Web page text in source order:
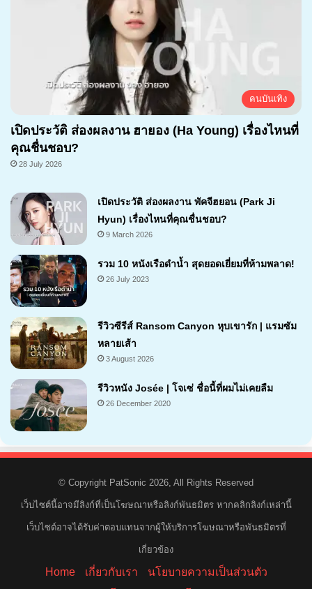
คนบันเทิง
เปิดประวัติ ส่องผลงาน ฮายอง (Ha Young) เรื่องไหนที่
คุณชื่นชอบ?
28 July 2026
เปิดประวัติ ส่องผลงาน พัคจีฮยอน (Park Ji
Hyun) เรื่องไหนที่คุณชื่นชอบ?
9 March 2026
รวม 10 หนังเรือดำน้ำ สุดยอดเยี่ยมที่ห้ามพลาด!
26 July 2023
7.1
รีวิวซีรีส์ Ransom Canyon หุบเขารัก | แรมซัม
หลายเส้า
3 August 2026
7.2
รีวิวหนัง Josée | โจเซ่ ชื่อนี้ที่ผมไม่เคยลืม
26 December 2020
© Copyright PatSonic 2026, All Rights Reserved
เว็บไซต์นี้อาจมีลิงก์ที่เป็นโฆษณาหรือลิงก์พันธมิตร หากคลิกลิงก์เหล่านี้
เว็บไซต์อาจได้รับค่าตอบแทนจากผู้ให้บริการโฆษณาหรือพันธมิตรที่
เกี่ยวข้อง
Home เกี่ยวกับเรา
นโยบายความเป็นส่วนตัว